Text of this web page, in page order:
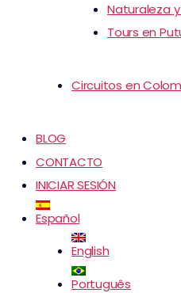
Naturaleza
Tours en
Circuitos en
BLOG
CONTACTO
INICIAR SESIÓN
Español
English
Português